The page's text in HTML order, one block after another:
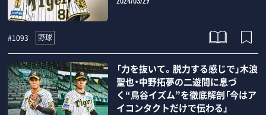
#1093 野球
「力を抜いて。脱力する感じで」木浪
聖也・中野拓夢の二遊間に息づ
く“鳥谷イズム”を徹底解剖「今はア
イコンタクトだけで伝わる」